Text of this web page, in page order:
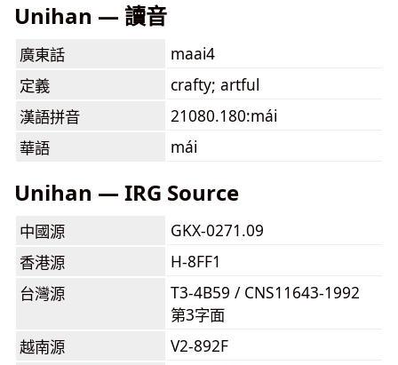
Unihan — 讀音
廣東話
maai4
定義
crafty; artful
漢語拼音
21080.180:mái
華語
mái
Unihan — IRG Source
中國源
GKX-0271.09
香港源
H-8FF1
台灣源
T3-4B59 / CNS11643-1992
第3字面
越南源
V2-892F